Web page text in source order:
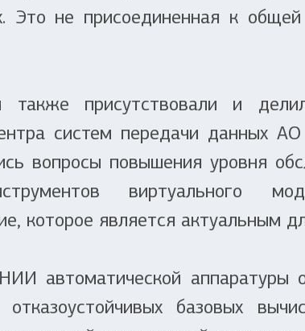
Это не присоединенная к
также присутствовали и
систем передачи данных
вопросы повышения уровня
виртуального
которое является актуальным
автоматической аппаратуры
базовых